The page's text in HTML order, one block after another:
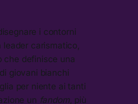
i contorni
leader carismatico,
che definisce una
giovani bianchi
per niente ai tanti
un fandom, più